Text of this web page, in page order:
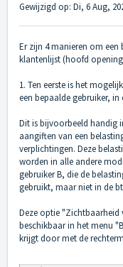
Gewijzigd op: Di, 6 Aug,
Er zijn 4 manieren om een
klantenlijst (hoofd
1. Ten eerste is het
een bepaalde gebruiker,
Dit is bijvoorbeeld handig
aangiften van een
verplichtingen. Deze
worden in alle andere
gebruiker B, die de
gebruikt, maar niet in de
Deze optie
beschikbaar in het menu
krijgt door met de